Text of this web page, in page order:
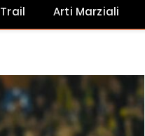
Trail Arti Marziali